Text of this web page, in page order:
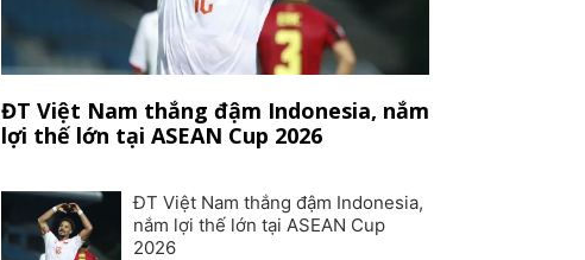
ĐT Việt Nam thắng đậm Indonesia, nắm
lợi thế lớn tại ASEAN Cup 2026
ĐT Việt Nam thắng đậm Indonesia,
nắm lợi thế lớn tại ASEAN Cup
2026